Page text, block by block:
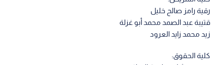
رقية رامز صالح خليل
قتيبة عبد الصمد محمد أبو غزلة
زيد محمد زايد العرود
كلية الحقوق: